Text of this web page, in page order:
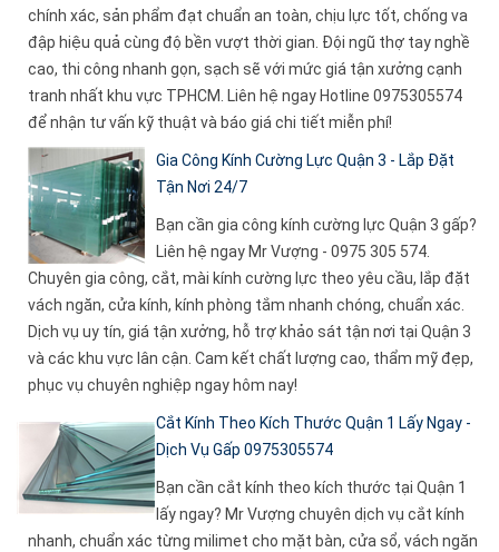
chính xác, sản phẩm đạt chuẩn an toàn, chịu lực tốt, chống va
đập hiệu quả cùng độ bền vượt thời gian. Đội ngũ thợ tay nghề
cao, thi công nhanh gọn, sạch sẽ với mức giá tận xưởng cạnh
tranh nhất khu vực TPHCM. Liên hệ ngay Hotline 0975305574
để nhận tư vấn kỹ thuật và báo giá chi tiết miễn phí!
Gia Công Kính Cường Lực Quận 3 - Lắp Đặt
Tận Nơi 24/7
Bạn cần gia công kính cường lực Quận 3 gấp?
Liên hệ ngay Mr Vượng - 0975 305 574.
Chuyên gia công, cắt, mài kính cường lực theo yêu cầu, lắp đặt
vách ngăn, cửa kính, kính phòng tắm nhanh chóng, chuẩn xác.
Dịch vụ uy tín, giá tận xưởng, hỗ trợ khảo sát tận nơi tại Quận 3
và các khu vực lân cận. Cam kết chất lượng cao, thẩm mỹ đẹp,
phục vụ chuyên nghiệp ngay hôm nay!
Cắt Kính Theo Kích Thước Quận 1 Lấy Ngay -
Dịch Vụ Gấp 0975305574
Bạn cần cắt kính theo kích thước tại Quận 1
lấy ngay? Mr Vượng chuyên dịch vụ cắt kính
nhanh, chuẩn xác từng milimet cho mặt bàn, cửa sổ, vách ngăn